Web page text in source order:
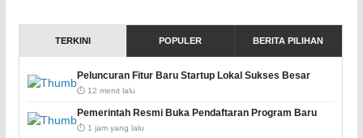
TERKINI POPULER BERITA PILIHAN
Peluncuran Fitur Baru Startup Lokal Sukses Besar
⏱️ 12 menit lalu
Pemerintah Resmi Buka Pendaftaran Program Baru
⏱️ 1 jam yang lalu